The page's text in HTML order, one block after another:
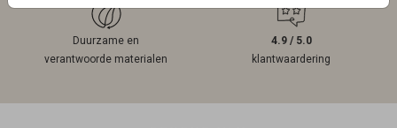
Duurzame en
verantwoorde materialen
4.9 / 5.0
klantwaardering